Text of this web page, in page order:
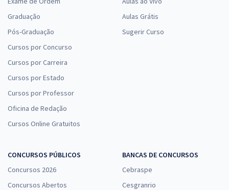
Graduação
Pós-Graduação
Cursos por Concurso
Cursos por Carreira
Cursos por Estado
Cursos por Professor
Oficina de Redação
Cursos Online Gratuitos
Aulas Grátis
Sugerir Curso
CONCURSOS PÚBLICOS
Concursos 2026
Concursos Abertos
BANCAS DE CONCURSOS
Cebraspe
Cesgranrio